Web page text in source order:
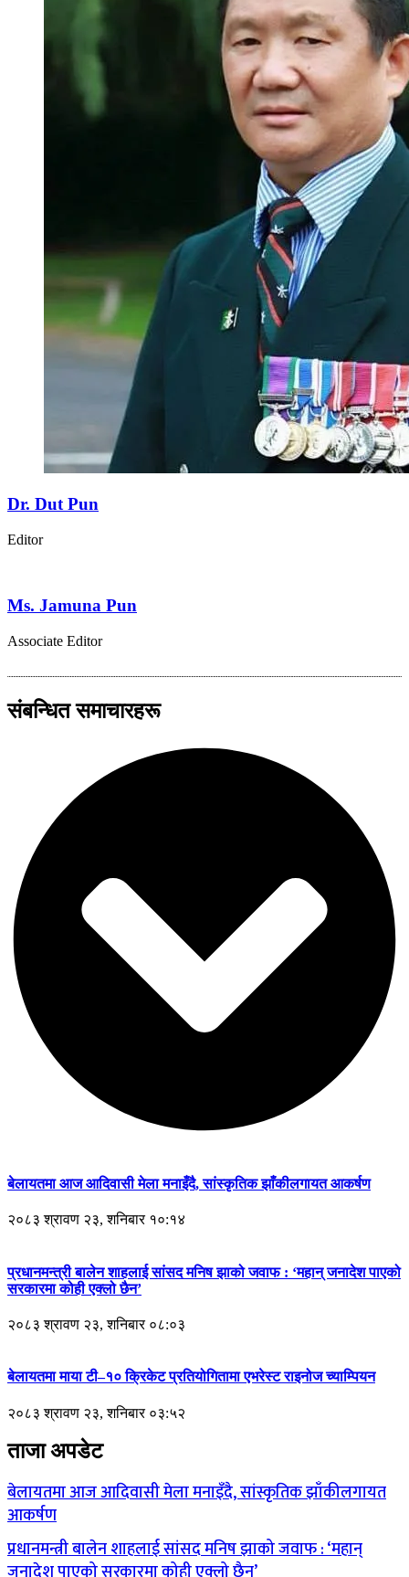
Dr. Dut Pun
Editor
Ms. Jamuna Pun
Associate Editor
संबन्धित समाचारहरू
बेलायतमा आज आदिवासी मेला मनाइँदै, सांस्कृतिक झाँकीलगायत आकर्षण
२०८३ श्रावण २३, शनिबार १०:१४
प्रधानमन्त्री बालेन शाहलाई सांसद मनिष झाको जवाफ : ‘महान् जनादेश पाएको
सरकारमा कोही एक्लो छैन’
२०८३ श्रावण २३, शनिबार ०८:०३
बेलायतमा माया टी–१० क्रिकेट प्रतियोगितामा एभरेस्ट राइनोज च्याम्पियन
२०८३ श्रावण २३, शनिबार ०३:५२
ताजा अपडेट
बेलायतमा आज आदिवासी मेला मनाइँदै, सांस्कृतिक झाँकीलगायत
आकर्षण
प्रधानमन्त्री बालेन शाहलाई सांसद मनिष झाको जवाफ : ‘महान्